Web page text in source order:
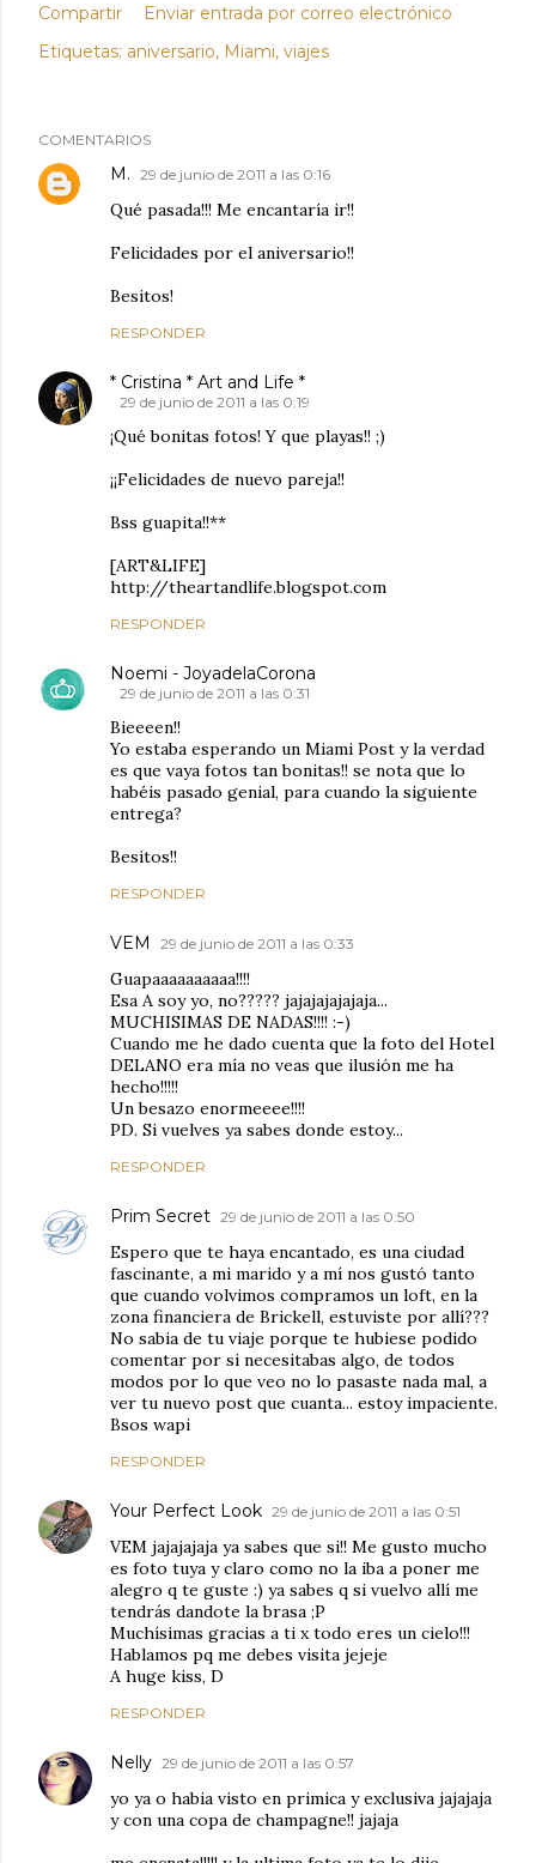
Compartir
Enviar entrada por correo electrónico
Etiquetas: aniversario Miami viajes
COMENTARIOS
M. 29 de junio de 2011 a las 0:16
Qué pasada!!! Me encantaría ir!!
Felicidades por el aniversario!!
Besitos!
RESPONDER
* Cristina * Art and Life *
29 de junio de 2011 a las 0:19
¡Qué bonitas fotos! Y que playas!! ;)
¡¡Felicidades de nuevo pareja!!
Bss guapita!!**
[ART&LIFE]
http://theartandlife.blogspot.com
RESPONDER
Noemi - JoyadelaCorona
29 de junio de 2011 a las 0:31
Bieeeen!!
Yo estaba esperando un Miami Post y la verdad
es que vaya fotos tan bonitas!! se nota que lo
habéis pasado genial, para cuando la siguiente
entrega?
Besitos!!
RESPONDER
VEM 29 de junio de 2011 a las 0:33
Guapaaaaaaaaaa!!!!
Esa A soy yo, no????? jajajajajajaja...
MUCHISIMAS DE NADAS!!!! :-)
Cuando me he dado cuenta que la foto del Hotel
DELANO era mía no veas que ilusión me ha
hecho!!!!!
Un besazo enormeeee!!!!
PD. Si vuelves ya sabes donde estoy...
RESPONDER
Prim Secret 29 de junio de 2011 a las 0:50
Espero que te haya encantado, es una ciudad
fascinante, a mi marido y a mí nos gustó tanto
que cuando volvimos compramos un loft, en la
zona financiera de Brickell, estuviste por allí???
No sabia de tu viaje porque te hubiese podido
comentar por si necesitabas algo, de todos
modos por lo que veo no lo pasaste nada mal, a
ver tu nuevo post que cuanta... estoy impaciente.
Bsos wapi
RESPONDER
Your Perfect Look 29 de junio de 2011 a las 0:51
VEM jajajajaja ya sabes que si!! Me gusto mucho
es foto tuya y claro como no la iba a poner me
alegro q te guste :) ya sabes q si vuelvo allí me
tendrás dandote la brasa ;P
Muchísimas gracias a ti x todo eres un cielo!!!
Hablamos pq me debes visita jejeje
A huge kiss, D
RESPONDER
Nelly 29 de junio de 2011 a las 0:57
yo ya o habia visto en primica y exclusiva jajajaja
y con una copa de champagne!! jajaja